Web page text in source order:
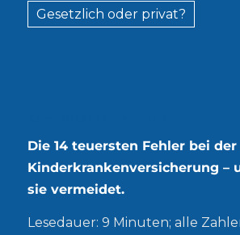
Gesetzlich oder privat?
Die 14 teuersten Fehler bei der
Kinderkrankenversicherung –
sie vermeidet.
Lesedauer: 9 Minuten; alle